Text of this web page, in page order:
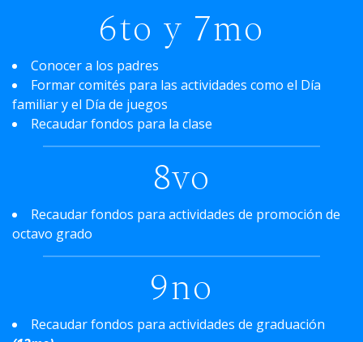
6to y 7mo
Conocer a los padres
Formar comités para las actividades como el Día
familiar y el Día de juegos
Recaudar fondos para la clase
8vo
Recaudar fondos para actividades de promoción de
octavo grado
9no
Recaudar fondos para actividades de graduación